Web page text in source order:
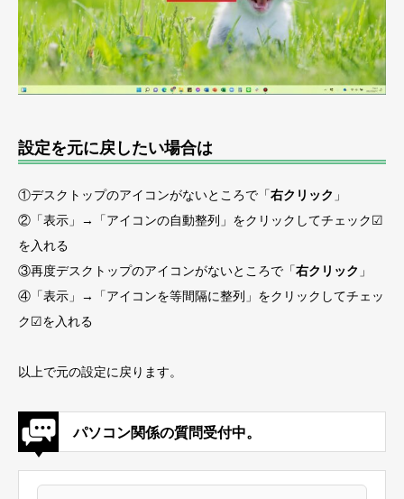
設定を元に戻したい場合は
①デスクトップのアイコンがないところで「右クリック 」
②「表示」→「アイコンの自動整列」をクリックしてチェック☑
を入れる
③再度デスクトップのアイコンがないところで「右クリック 」
④「表示」→「アイコンを等間隔に整列」をクリックしてチェッ
ク☑を入れる
以上で元の設定に戻ります。
パソコン関係の質問受付中。